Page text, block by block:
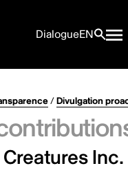
DialogueEN
/Divulgation
Inc.